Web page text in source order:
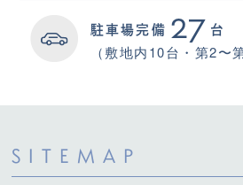
駐車場完備 27 台
（敷地内10台・第2〜
SITEMAP